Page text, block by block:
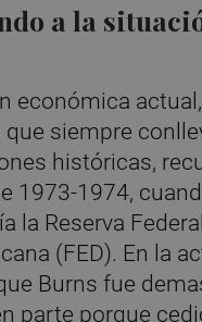
a la
económica
siempre
históricas,
1973-1974,
la Reserva Federal
(FED). En la
Burns fue
parte porque